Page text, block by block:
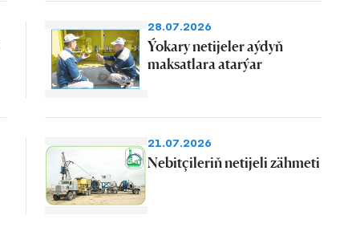
28.07.2026
Ýokary netijeler aýdyň
maksatlara atarýar
21.07.2026
Nebitçileriň netijeli zähmeti